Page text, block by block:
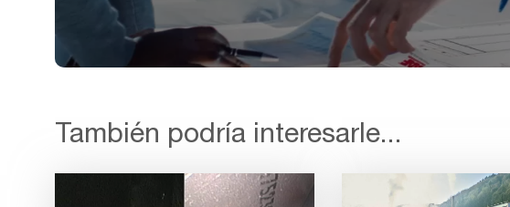
También podría interesarle...